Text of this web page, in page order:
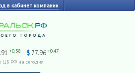
в кабинет компании
+0.38 $ 77.96 +0.47
ЦБ РФ на сегодня